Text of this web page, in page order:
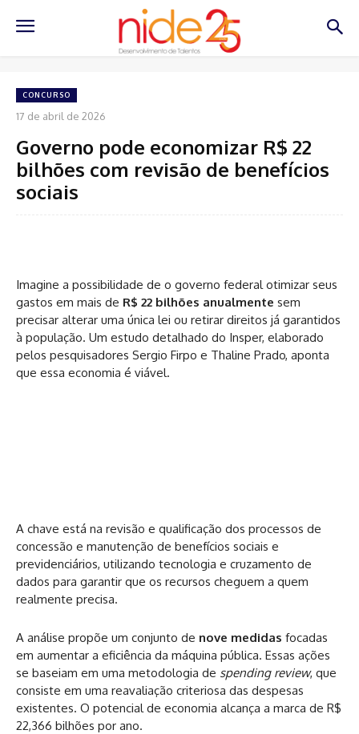
CONCURSO
17 de abril de 2026
Governo pode economizar R$ 22
bilhões com revisão de benefícios
sociais
Imagine a possibilidade de o governo federal otimizar seus
gastos em mais de R$ 22 bilhões anualmente sem
precisar alterar uma única lei ou retirar direitos já garantidos
à população. Um estudo detalhado do Insper, elaborado
pelos pesquisadores Sergio Firpo e Thaline Prado, aponta
que essa economia é viável.
A chave está na revisão e qualificação dos processos de
concessão e manutenção de benefícios sociais e
previdenciários, utilizando tecnologia e cruzamento de
dados para garantir que os recursos cheguem a quem
realmente precisa.
A análise propõe um conjunto de nove medidas focadas
em aumentar a eficiência da máquina pública. Essas ações
se baseiam em uma metodologia de spending review, que
consiste em uma reavaliação criteriosa das despesas
existentes. O potencial de economia alcança a marca de R$
22,366 bilhões por ano.